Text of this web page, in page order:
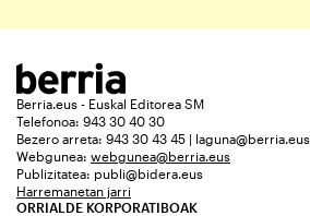
Berria.eus - Euskal Editorea SM
Telefonoa: 943 30 40 30
Bezero arreta: 943 30 43 45 | laguna@berria.eus
Webgunea: webgunea@berria.eus
Publizitatea: publi@bidera.eus
Harremanetan jarri
ORRIALDE KORPORATIBOAK